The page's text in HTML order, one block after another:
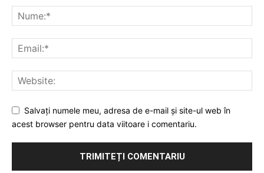
Salvați numele meu, adresa de e-mail și site-ul web în
acest browser pentru data viitoare i comentariu.